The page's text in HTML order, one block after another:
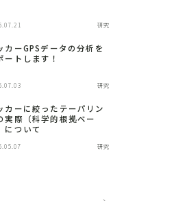
研究
カーGPSデータの分析を
ートします！
研究
カーに絞ったテーパリン
実際（科学的根拠ベー
について
研究